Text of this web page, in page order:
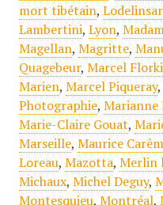
mort tibétain,
Lambertini, Lyon,
Magellan, Magritte,
Quagebeur, Marcel
Marien, Marcel Piqueray,
Photographie, Marianne
Marie-Claire Gouat,
Marseille, Maurice
Loreau, Mazotta, Merlin
Michaux, Michel Deguy,
Montesquieu, Montréal,